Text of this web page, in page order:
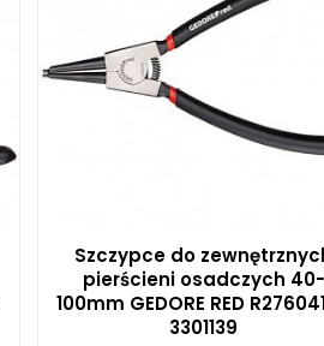
Szczypce do
pierścieni osadczych 40-
100mm GEDORE RED
3301139